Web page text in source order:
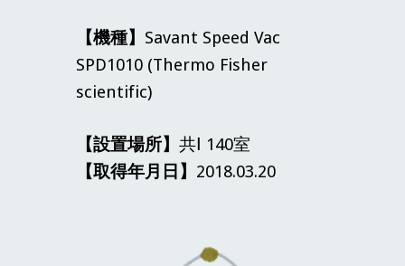
【機種】 Savant Speed Vac
SPD1010 (Thermo Fisher
scientific)
【設置場所】共Ⅰ 140室
【取得年月日】 2018.03.20